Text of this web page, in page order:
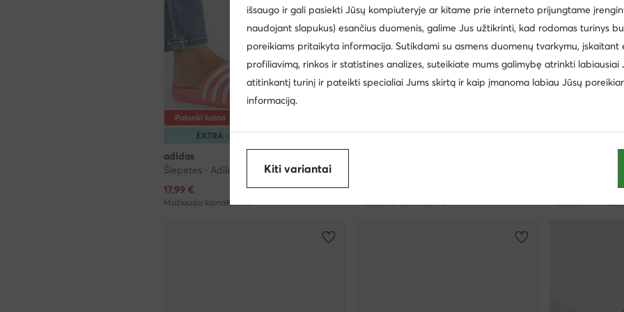
EXTRA -25% Kodas: SUMMER
Palanki kaina
adidas
Šlepetės · Adilette Aqua GZ5235 · Oranžinė
Dabartinė kaina
17,99 €
Mažiausia kaina18,99 €
Dabartinė kaina
išsaugo ir gali pasiekti Jūsų kompiuteryje ar kitame prie interneto prijungtame
naudojant slapukus) esančius duomenis, galime Jus užtikrinti, kad rodomas turinys
poreikiams pritaikyta informacija. Sutikdami su asmens duomenų tvarkymu, įskaitant
profiliavimą, rinkos ir statistines analizes, suteikiate mums galimybę atrinkti labiausiai
atitinkantį turinį ir pateikti specialiai Jums skirtą ir kaip įmanoma labiau Jūsų
informaciją.
Kiti variantai